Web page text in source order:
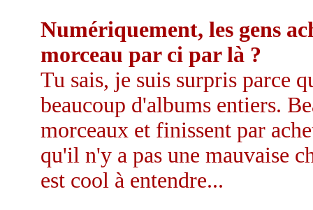
Numériquement, les gens
morceau par ci par là ?
Tu sais, je suis surpris parce
beaucoup d'albums entiers.
morceaux et finissent par
qu'il n'y a pas une mauvaise
est cool à entendre...